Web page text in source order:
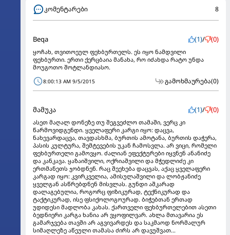
კომენტარები 8
Beqa (1)/ (0)
ყოჩახ, თვითოეულ ფეხბურთელს. ეს იყო ნამდვილი
ფეხბურთი. ერთი ქერცბაია მანახა, რო იძახდა რატო უნდა
მოუგოთო შოტლანდიასო.
8:00:13 AM 9/5/2015 გამოხმაურება(0)
მამუკა (1)/ (0)
ასეთ მაღალ დონეზე თუ შეგვეძლო თამაში, ვერც კი
წარმოვიდგენდი. ყველაფერი კარგი იყო: დაცვა,
ნახევარდაცვა, თავდასხმა, ბურთის ამოტანა, ბურთის დაჭერა,
პასის კულტურა, შემტევების უკან ჩამოსვლა. არ ვიცი, რომელი
ფეხბურთელი გამოვყო. ძალიან ეფექტურები იყვნენ ანანიძე
და კანკავა. ყაზაიშვილი, ოქრიაშვილი და მჭედლიძე კი
ერთმანეთს ჯობდნენ. რაც შეეხება დაცვას, აქაც ყველაფერი
კარგად იყო: კვირკველია, ამისულაშვილი და ლობჟანიძე
ყველგან ასწრებდნენ მისვლას. გუნდი აშკარად
დალაგებულია, როგორც ფიზიკურად, ტექნიკურად და
ტაქტიკურად, ისე ფსიქოლოგოურად. ბიჭებთან ერთად
უდიდესი მადლობა კახას. ქართველი ფეხბურთელებით ასეთი
ბედნიერი კარგა ხანია არ ვყოფილვარ. ახლა მთავარია ეს
გამარჯვება თავში არ აგვივარდეს და საკმაოდ ნორმალურ
სიმაღლეზე აწეული თამასა ძირს არ დავუშვათ...